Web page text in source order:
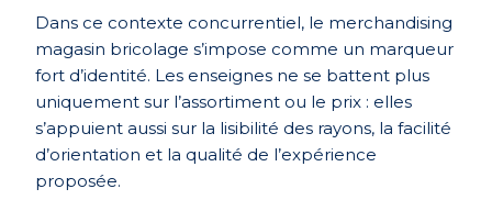
Dans ce contexte concurrentiel, le merchandising
magasin bricolage s’impose comme un marqueur
fort d’identité. Les enseignes ne se battent plus
uniquement sur l’assortiment ou le prix : elles
s’appuient aussi sur la lisibilité des rayons, la facilité
d’orientation et la qualité de l’expérience
proposée.